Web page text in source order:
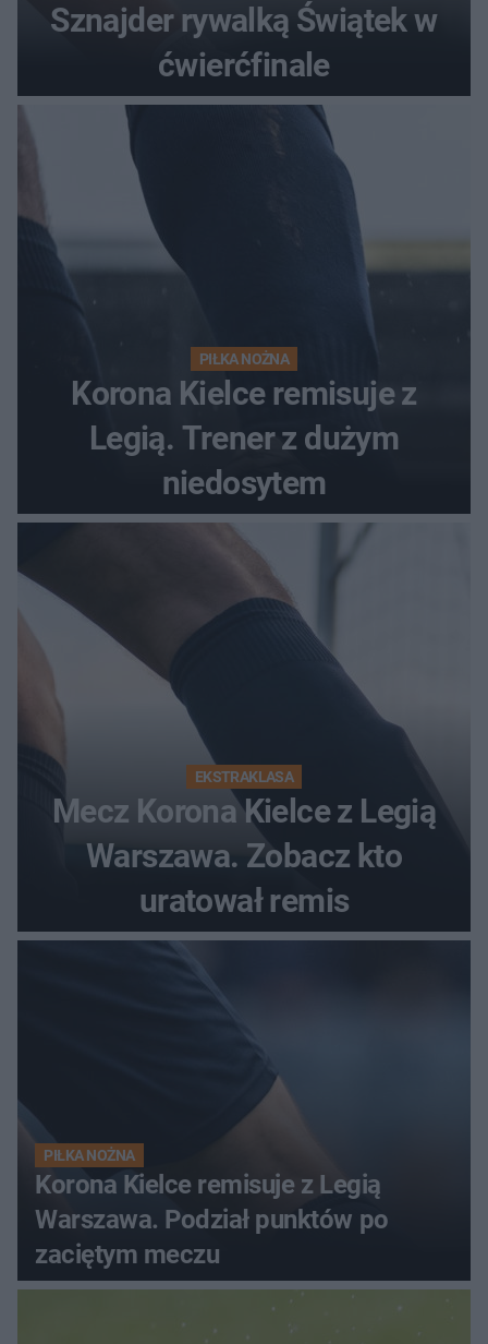
Sznajder rywalką Świątek w
ćwierćfinale
PIŁKA NOŻNA
Korona Kielce remisuje z
Legią. Trener z dużym
niedosytem
EKSTRAKLASA
Mecz Korona Kielce z Legią
Warszawa. Zobacz kto
uratował remis
PIŁKA NOŻNA
Korona Kielce remisuje z Legią
Warszawa. Podział punktów po
zaciętym meczu